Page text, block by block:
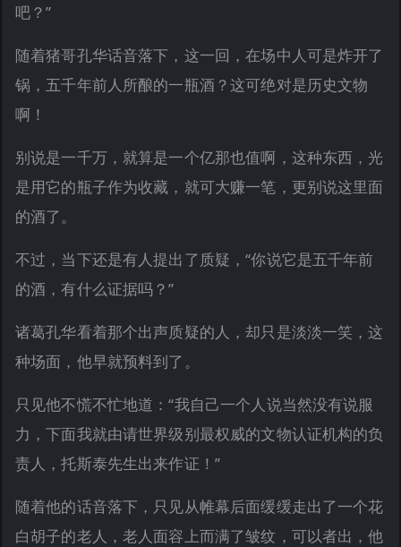
吧？”
随着猪哥孔华话音落下，这一回，在场中人可是炸开了
锅，五千年前人所酿的一瓶酒？这可绝对是历史文物
啊！
别说是一千万，就算是一个亿那也值啊，这种东西，光
是用它的瓶子作为收藏，就可大赚一笔，更别说这里面
的酒了。
不过，当下还是有人提出了质疑，“你说它是五千年前
的酒，有什么证据吗？”
诸葛孔华看着那个出声质疑的人，却只是淡淡一笑，这
种场面，他早就预料到了。
只见他不慌不忙地道：“我自己一个人说当然没有说服
力，下面我就由请世界级别最权威的文物认证机构的负
责人，托斯泰先生出来作证！”
随着他的话音落下，只见从帷幕后面缓缓走出了一个花
白胡子的老人，老人面容上而满了皱纹，可以者出，他